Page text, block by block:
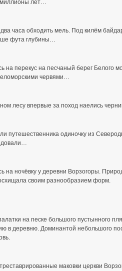
лет…
часа обходить мель. Под килём
фута глубины…
на перекус на песчаный берег Белого
червями…
лесу впервые за поход наелись
путешественника одиночку из
на ночёвку у деревни Ворзогоры.
своим разнообразием форм.
на песке большого пустынного
в деревню. Доминантой небольшого
маковки церкви